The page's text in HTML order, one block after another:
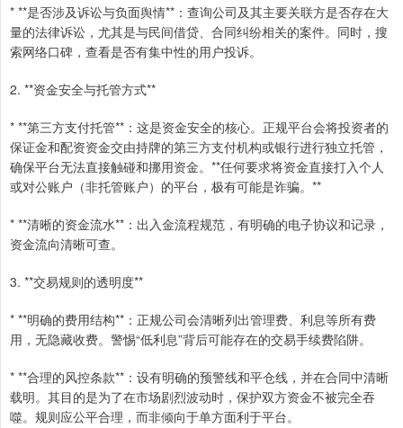
* **是否涉及诉讼与负面舆情**：查询公司及其主要关联方是否存在大
量的法律诉讼，尤其是与民间借贷、合同纠纷相关的案件。同时，搜
索网络口碑，查看是否有集中性的用户投诉。
2. **资金安全与托管方式**
* **第三方支付托管**：这是资金安全的核心。正规平台会将投资者的
保证金和配资资金交由持牌的第三方支付机构或银行进行独立托管，
确保平台无法直接触碰和挪用资金。**任何要求将资金直接打入个人
或对公账户（非托管账户）的平台，极有可能是诈骗。**
* **清晰的资金流水**：出入金流程规范，有明确的电子协议和记录，
资金流向清晰可查。
3. **交易规则的透明度**
* **明确的费用结构**：正规公司会清晰列出管理费、利息等所有费
用，无隐藏收费。警惕“低利息”背后可能存在的交易手续费陷阱。
* **合理的风控条款**：设有明确的预警线和平仓线，并在合同中清晰
载明。其目的是为了在市场剧烈波动时，保护双方资金不被完全吞
噬。规则应公平合理，而非倾向于单方面利于平台。